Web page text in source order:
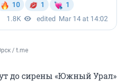
/ t.me
до сирены «Южный Урал»